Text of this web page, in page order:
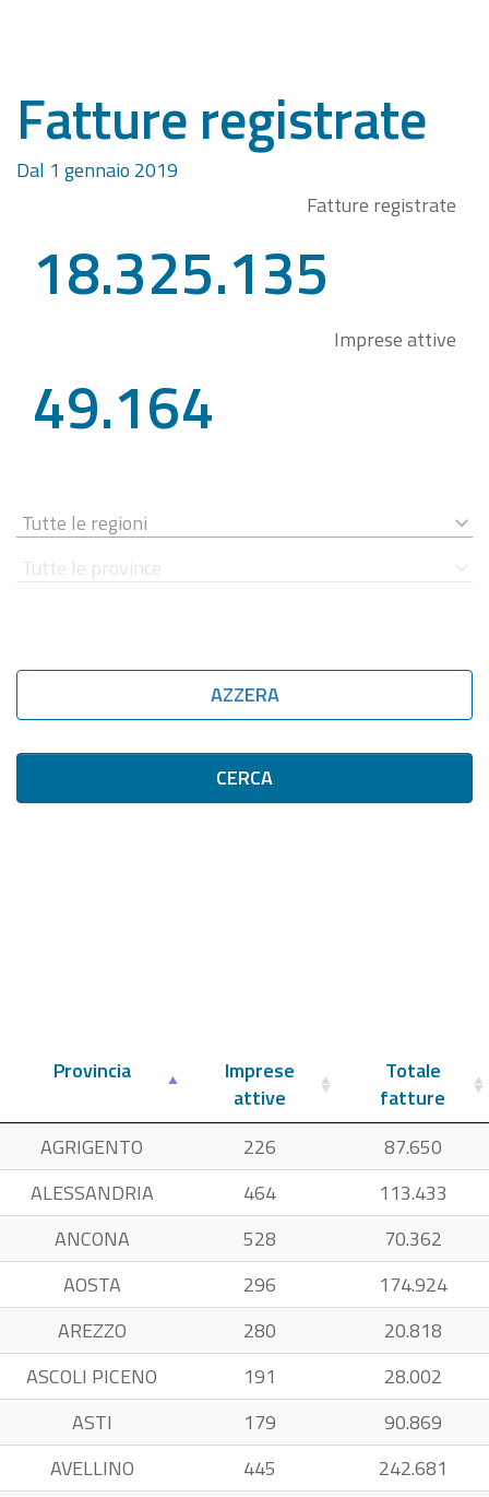
Fatture registrate
Dal 1 gennaio 2019
Fatture registrate
18.325.135
Imprese attive
49.164
AZZERA
CERCA
Provincia
Imprese
attive
Totale
fatture
AGRIGENTO
226
87.650
ALESSANDRIA
464
113.433
ANCONA
528
70.362
AOSTA
296
174.924
AREZZO
280
20.818
ASCOLI PICENO
191
28.002
ASTI
179
90.869
AVELLINO
445
242.681